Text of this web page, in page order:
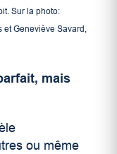
Sur la photo:
et Geneviève Savard,
mais
ou même